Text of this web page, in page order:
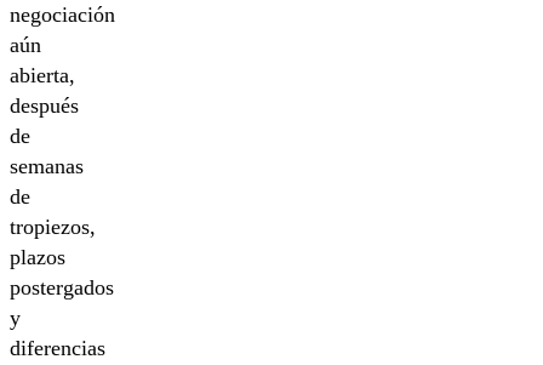
negociación
aún
abierta,
después
de
semanas
de
tropiezos,
plazos
postergados
y
diferencias